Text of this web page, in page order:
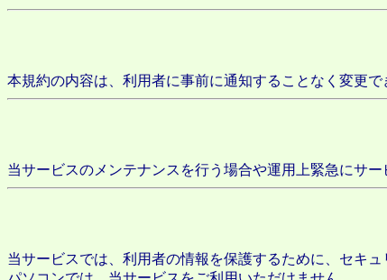
本規約の内容は、利用者に事前に通知することなく変更で
当サービスのメンテナンスを行う場合や運用上緊急にサ
当サービスでは、利用者の情報を保護するために、セキ